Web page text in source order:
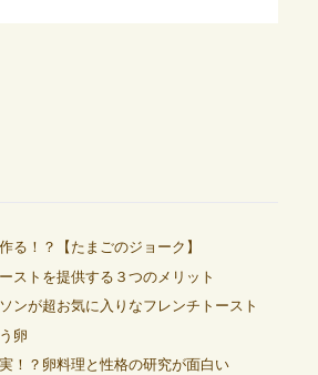
る！？【たまごのジョーク】
ストを提供する３つのメリット
ンが超お気に入りなフレンチトースト
卵
！？卵料理と性格の研究が面白い